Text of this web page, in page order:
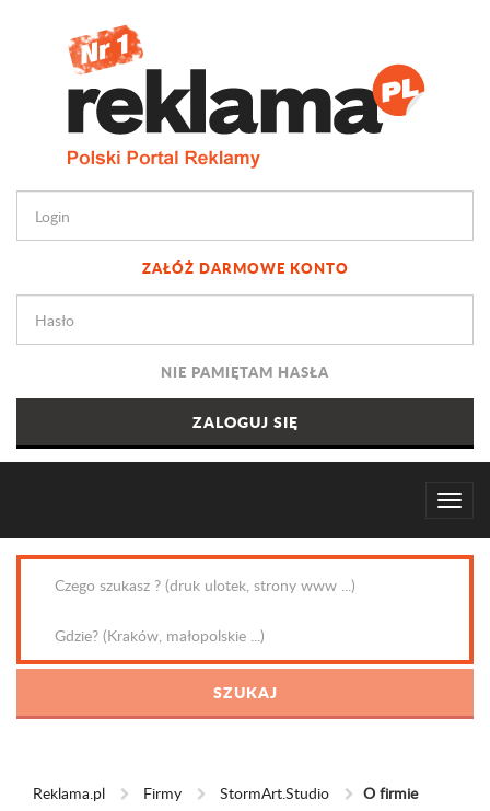
ZAŁÓŻ DARMOWE KONTO
NIE PAMIĘTAM HASŁA
Reklama.pl Firmy StormArt.Studio O firmie